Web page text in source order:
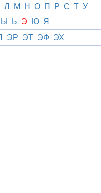
Л М Н О П Р С Т У
Ы Ь Э Ю Я
ЭР ЭТ ЭФ ЭХ